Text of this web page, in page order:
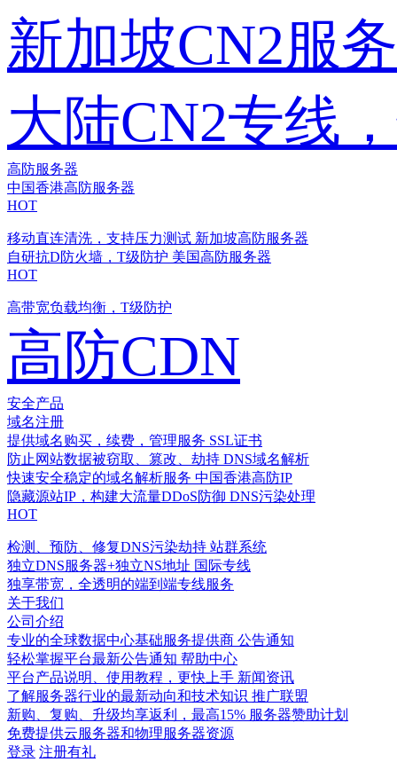
新加坡CN2服
大陆CN2专线
高防服务器
中国香港高防服务器
HOT
移动直连清洗，支持压力测试 新加坡高防服务器
自研抗D防火墙，T级防护 美国高防服务器
HOT
高带宽负载均衡，T级防护
高防CDN
安全产品
域名注册
提供域名购买，续费，管理服务 SSL证书
防止网站数据被窃取、篡改、劫持 DNS域名解析
快速安全稳定的域名解析服务 中国香港高防IP
隐藏源站IP，构建大流量DDoS防御 DNS污染处理
HOT
检测、预防、修复DNS污染劫持 站群系统
独立DNS服务器+独立NS地址 国际专线
独享带宽，全透明的端到端专线服务
关于我们
公司介绍
专业的全球数据中心基础服务提供商 公告通知
轻松掌握平台最新公告通知 帮助中心
平台产品说明、使用教程，更快上手 新闻资讯
了解服务器行业的最新动向和技术知识 推广联盟
新购、复购、升级均享返利，最高15% 服务器赞助计划
免费提供云服务器和物理服务器资源
登录 注册有礼